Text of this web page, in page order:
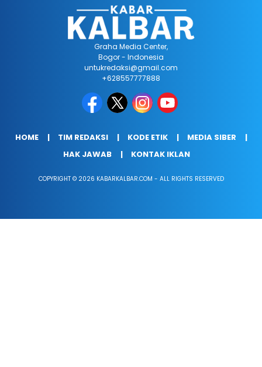
Graha Media Center,
Bogor - Indonesia
untukredaksi@gmail.com
+628557777888
HOME TIM REDAKSI KODE ETIK
MEDIA SIBER
HAK JAWAB
KONTAK IKLAN
COPYRIGHT © 2026 KABARKALBAR.COM - ALL RIGHTS RESERVED